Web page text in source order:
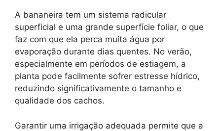
A bananeira tem um sistema radicular
superficial e uma grande superfície foliar, o que
faz com que ela perca muita água por
evaporação durante dias quentes. No verão,
especialmente em períodos de estiagem, a
planta pode facilmente sofrer estresse hídrico,
reduzindo significativamente o tamanho e
qualidade dos cachos.
Garantir uma irrigação adequada permite que a